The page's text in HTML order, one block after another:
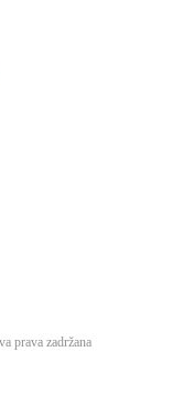
prava zadržana